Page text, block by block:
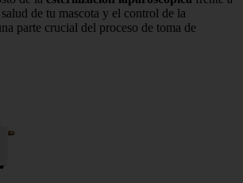
de tu mascota y el control de la
parte crucial del proceso de toma de